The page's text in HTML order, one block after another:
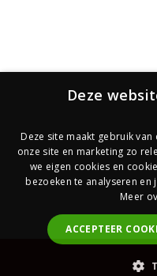
Deze
Deze site maakt gebruik
onze site en marketing zo
we eigen cookies en
bezoeken te analyseren
Meer
ACCEPTEER